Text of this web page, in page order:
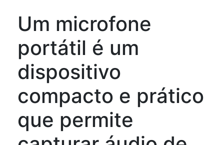
Um microfone
portátil é um
dispositivo
compacto e prático
que permite